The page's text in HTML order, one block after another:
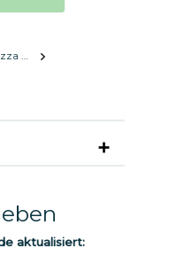
Nizza Côte d’Azur
aktualisiert: